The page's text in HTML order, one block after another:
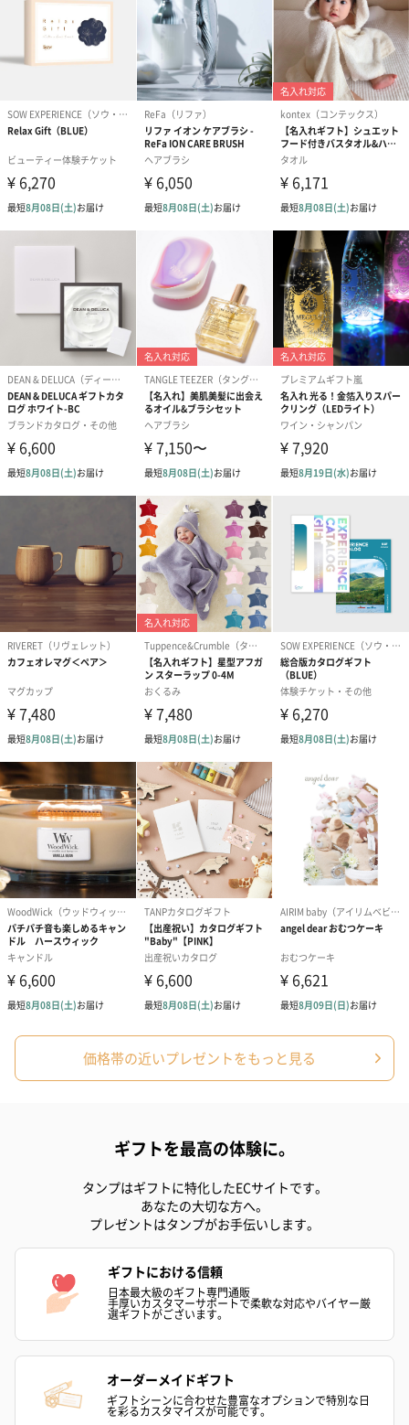
テディベア（バニラ）
（1,760円）
テディベア（
ル）（1,760円
紅茶・コーヒー・スイーツ
紅茶・コーヒー・スイーツを同梱してお届けいたします。ギフト
アールグレイ（HAPPY
BIRTHDAY TO YOU）
（660円）
アールグレイティー
（660円）
フルーツティ
円）
スイーツ
スイーツを同梱してお届けいたします。ギフトへの＋αにおすすめ
ゼリーバウム カット
（レモン＆紅茶）（432
円）
麦わらパンダバウム
（バナナ味）（540円）
3層デザート
ェ〜国産フル
り〜 3号（864
スキンケアグッズ
スキンケアグッズを同梱してお届けします。
レープフルーツ）
リラックスグッズ
リラックスグッズを同梱してお届けします。
価格帯の近いプレゼントをもっと見る
ギフトを最高の体験に。
タンプはギフトに特化したECサイトです。
あなたの大切な方へ。
プレゼントはタンプがお手伝いします。
ギフトにおける信頼
日本最大級のギフト専門通販
手厚いカスタマーサポートで柔軟な対応やバイヤー厳
選ギフトがございます。
オーダーメイドギフト
ギフトシーンに合わせた豊富なオプションで特別な日
を彩るカスタマイズが可能です。